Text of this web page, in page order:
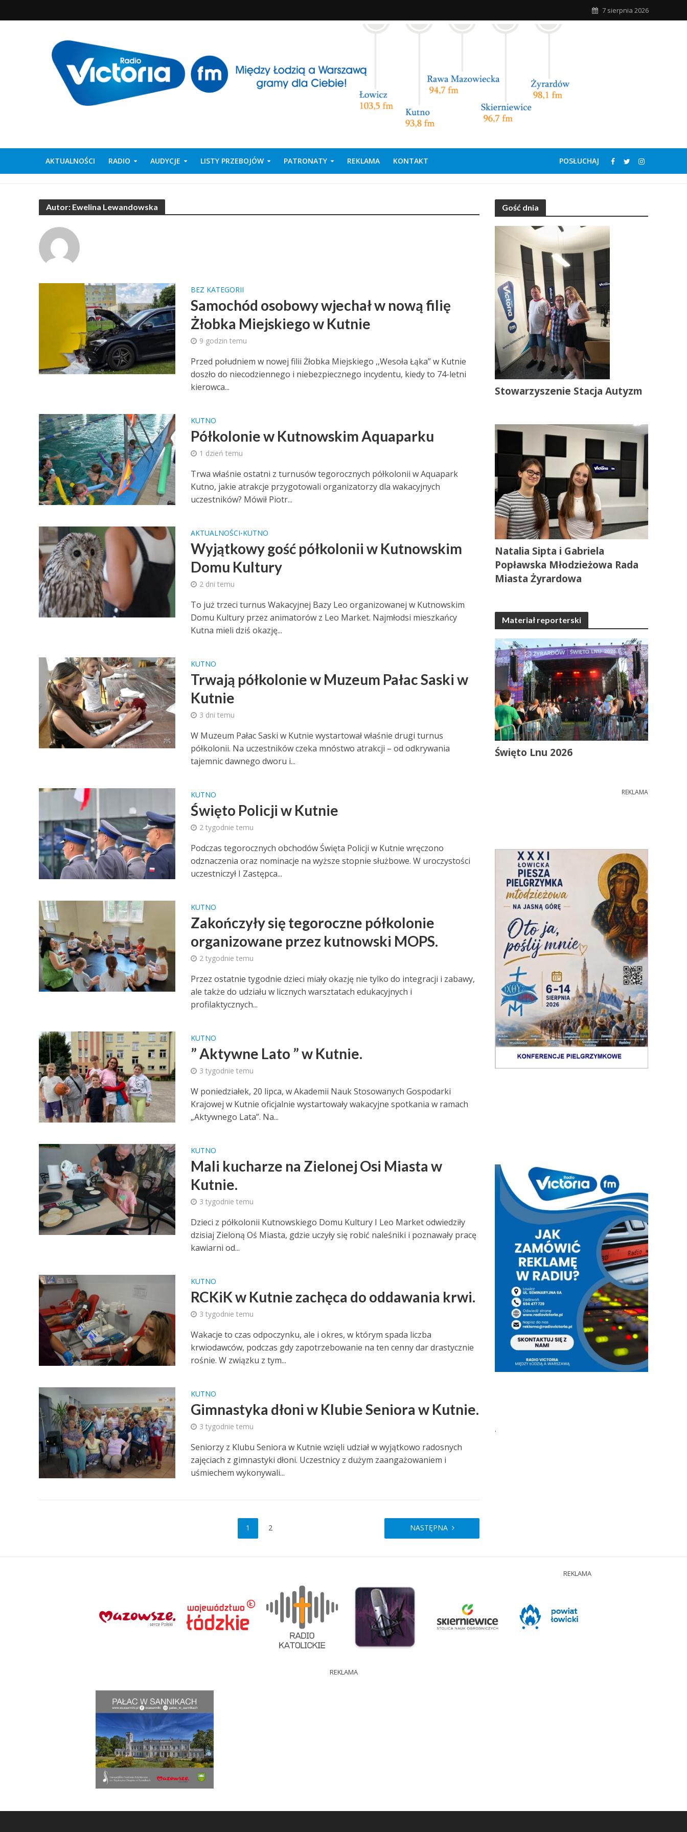
7 sierpnia 2026
AKTUALNOŚCI RADIO AUDYCJE LISTY PRZEBOJÓW PATRONATY REKLAMA KONTAKT POSŁUCHAJ
Autor: Ewelina Lewandowska
BEZ KATEGORII
Samochód osobowy wjechał w nową filię
Żłobka Miejskiego w Kutnie
9 godzin temu
Przed południem w nowej filii Żłobka Miejskiego ,,Wesoła Łąka” w Kutnie
doszło do niecodziennego i niebezpiecznego incydentu, kiedy to 74-letni
kierowca...
KUTNO
Półkolonie w Kutnowskim Aquaparku
1 dzień temu
Trwa właśnie ostatni z turnusów tegorocznych półkolonii w Aquapark
Kutno, jakie atrakcje przygotowali organizatorzy dla wakacyjnych
uczestników? Mówił Piotr...
AKTUALNOŚCI•KUTNO
Wyjątkowy gość półkolonii w Kutnowskim
Domu Kultury
2 dni temu
To już trzeci turnus Wakacyjnej Bazy Leo organizowanej w Kutnowskim
Domu Kultury przez animatorów z Leo Market. Najmłodsi mieszkańcy
Kutna mieli dziś okazję...
KUTNO
Trwają półkolonie w Muzeum Pałac Saski w
Kutnie
3 dni temu
W Muzeum Pałac Saski w Kutnie wystartował właśnie drugi turnus
półkolonii. Na uczestników czeka mnóstwo atrakcji – od odkrywania
tajemnic dawnego dworu i...
KUTNO
Święto Policji w Kutnie
2 tygodnie temu
Podczas tegorocznych obchodów Święta Policji w Kutnie wręczono
odznaczenia oraz nominacje na wyższe stopnie służbowe. W uroczystości
uczestniczył I Zastępca...
KUTNO
Zakończyły się tegoroczne półkolonie
organizowane przez kutnowski MOPS.
2 tygodnie temu
Przez ostatnie tygodnie dzieci miały okazję nie tylko do integracji i zabawy,
ale także do udziału w licznych warsztatach edukacyjnych i
profilaktycznych...
KUTNO
” Aktywne Lato ” w Kutnie.
3 tygodnie temu
W poniedziałek, 20 lipca, w Akademii Nauk Stosowanych Gospodarki
Krajowej w Kutnie oficjalnie wystartowały wakacyjne spotkania w ramach
„Aktywnego Lata”. Na...
KUTNO
Mali kucharze na Zielonej Osi Miasta w
Kutnie.
3 tygodnie temu
Dzieci z półkolonii Kutnowskiego Domu Kultury I Leo Market odwiedziły
dzisiaj Zieloną Oś Miasta, gdzie uczyły się robić naleśniki i poznawały pracę
kawiarni od...
KUTNO
RCKiK w Kutnie zachęca do oddawania krwi.
3 tygodnie temu
Wakacje to czas odpoczynku, ale i okres, w którym spada liczba
krwiodawców, podczas gdy zapotrzebowanie na ten cenny dar drastycznie
rośnie. W związku z tym...
KUTNO
Gimnastyka dłoni w Klubie Seniora w Kutnie.
3 tygodnie temu
Seniorzy z Klubu Seniora w Kutnie wzięli udział w wyjątkowo radosnych
zajęciach z gimnastyki dłoni. Uczestnicy z dużym zaangażowaniem i
uśmiechem wykonywali...
1 2 NASTĘPNA
Gość dnia
Stowarzyszenie Stacja Autyzm
Natalia Sipta i Gabriela
Popławska Młodzieżowa Rada
Miasta Żyrardowa
Materiał reporterski
Święto Lnu 2026
REKLAMA
.
REKLAMA
REKLAMA